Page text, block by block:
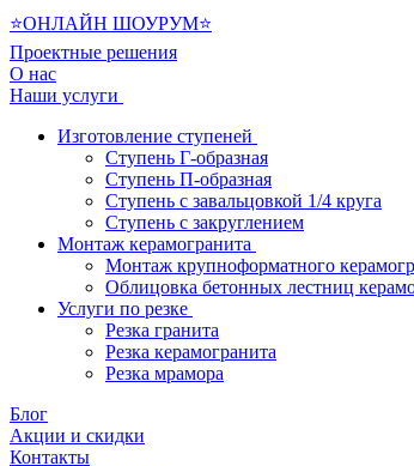
⭐ОНЛАЙН ШОУРУМ⭐
Проектные решения
О нас
Наши услуги
Изготовление ступеней
Ступень Г-образная
Ступень П-образная
Ступень с завальцовкой 1/4 круга
Ступень с закруглением
Монтаж керамогранита
Монтаж крупноформатного
Облицовка бетонных лестниц
Услуги по резке
Резка гранита
Резка керамогранита
Резка мрамора
Блог
Акции и скидки
Контакты